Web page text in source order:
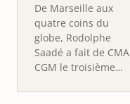
De Marseille aux
quatre coins du
globe, Rodolphe
Saadé a fait de CMA
CGM le troisième
et la première